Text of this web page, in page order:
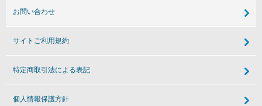
お問い合わせ
サイトご利用規約
特定商取引法による表記
個人情報保護方針